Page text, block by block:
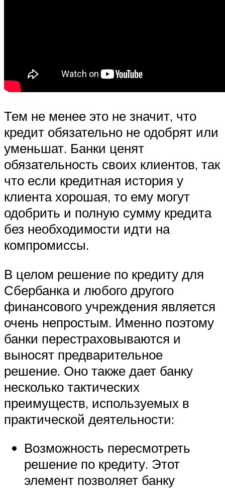
Тем не менее это не значит, что
кредит обязательно не одобрят или
уменьшат. Банки ценят
обязательность своих клиентов, так
что если кредитная история у
клиента хорошая, то ему могут
одобрить и полную сумму кредита
без необходимости идти на
компромиссы.
В целом решение по кредиту для
Сбербанка и любого другого
финансового учреждения является
очень непростым. Именно поэтому
банки перестраховываются и
выносят предварительное
решение. Оно также дает банку
несколько тактических
преимуществ, используемых в
практической деятельности:
Возможность пересмотреть
решение по кредиту. Этот
элемент позволяет банку